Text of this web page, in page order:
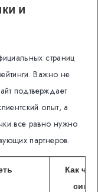
и
страниц
Важно не
подтверждает
опыт, а
все равно нужно
партнеров.
Как